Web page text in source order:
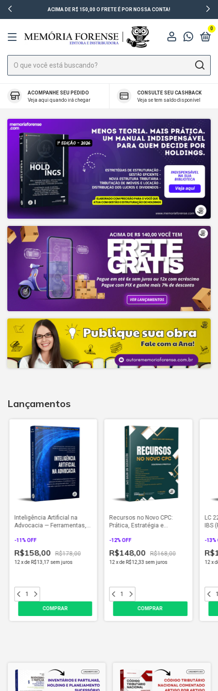
ACIMA DE R$ 150,00 O FRETE É POR NOSSA CONTA!
0
ACOMPANHE SEU PEDIDO
Veja aqui quando irá chegar
CONSULTE SEU CASHBACK
Veja se tem saldo disponível
Lançamentos
Inteligência Artificial na
Advocacia — Ferramentas,
e Aplicações Práticas (2026)
-11% OFF
R$158,00 R$178,00
12xde R$13,17 sem juros
Recursos no Novo CPC:
Prática, Estratégia e
Eficiente (2026)
-12% OFF
R$148,00 R$168,00
12 xde R$12,33 sem juros
LC
IBS
-13%
12x